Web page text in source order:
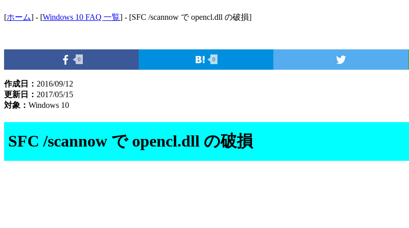
[ホーム] - [Windows 10 FAQ 一覧] - [SFC /scannow で opencl.dll の破損]
0 0
作成日： 2016/09/12
更新日： 2017/05/15
対象： Windows 10
SFC /scannow で opencl.dll の破損